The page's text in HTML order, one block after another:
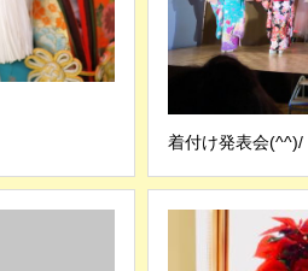
着付け発表会(^^)/